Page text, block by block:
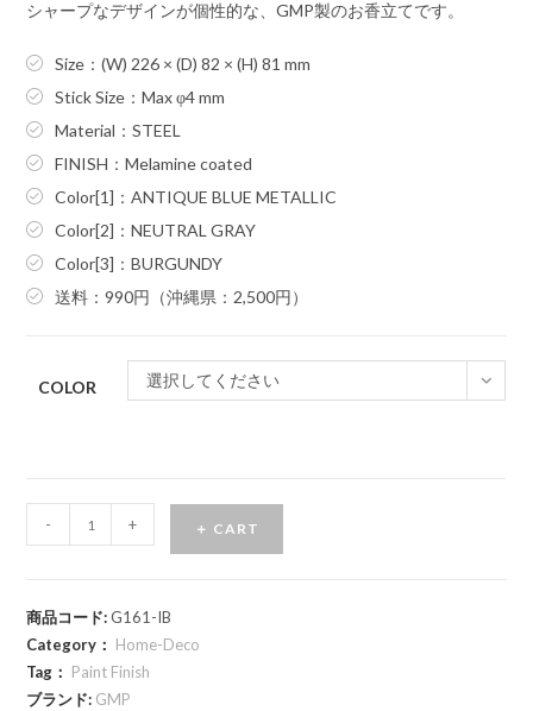
シャープなデザインが個性的な、GMP製のお香立てです。
Size：(W) 226 × (D) 82 × (H) 81 mm
Stick Size：Max φ4 mm
Material：STEEL
FINISH：Melamine coated
Color[1]：ANTIQUE BLUE METALLIC
Color[2]：NEUTRAL GRAY
Color[3]：BURGUNDY
送料：990円（沖縄県：2,500円）
COLOR 選択してください
- + ＋ CART
商品コード:G161-IB
Category： Home-Deco
Tag： Paint Finish
ブランド: GMP